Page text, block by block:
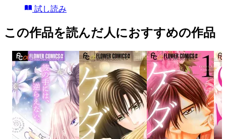
試し読み
この作品を読んだ人におすすめの作品